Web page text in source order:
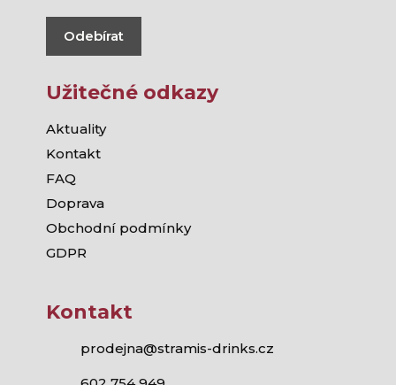
Odebírat
Užitečné odkazy
Aktuality
Kontakt
FAQ
Doprava
Obchodní podmínky
GDPR
Kontakt
prodejna@stramis-drinks.cz